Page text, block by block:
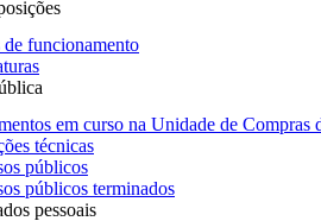
de funcionamento
em curso na Unidade de Compras
técnicas
públicos
públicos terminados
pessoais